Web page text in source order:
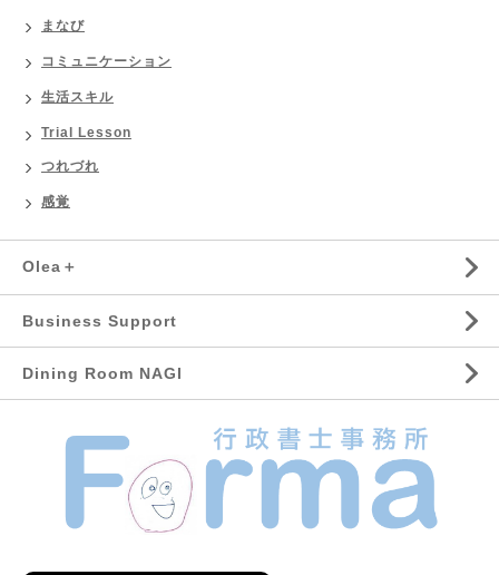
まなび
コミュニケーション
生活スキル
Trial Lesson
つれづれ
感覚
Olea＋
Business Support
Dining Room NAGI